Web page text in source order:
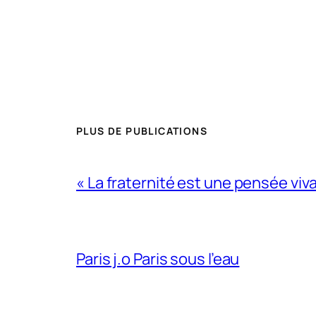
PLUS DE PUBLICATIONS
« La fraternité est une pensée
Paris j.o Paris sous l’eau